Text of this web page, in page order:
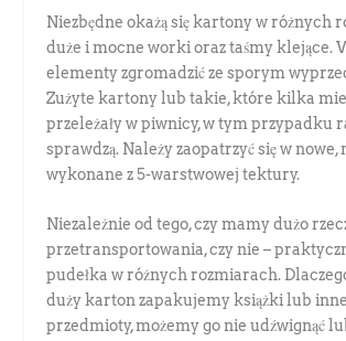
Niezbędne okażą się kartony w różnych
duże i mocne worki oraz taśmy klejące.
elementy zgromadzić ze sporym
Zużyte kartony lub takie, które kilka
przeleżały w piwnicy, w tym przypadku
sprawdzą. Należy zaopatrzyć się w nowe,
wykonane z 5-warstwowej tektury.
Niezależnie od tego, czy mamy dużo
przetransportowania, czy nie –
pudełka w różnych rozmiarach.
duży karton zapakujemy książki lub
przedmioty, możemy go nie udźwignąć